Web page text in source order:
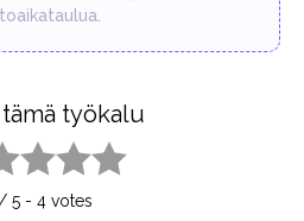
työkalu
5- 4votes